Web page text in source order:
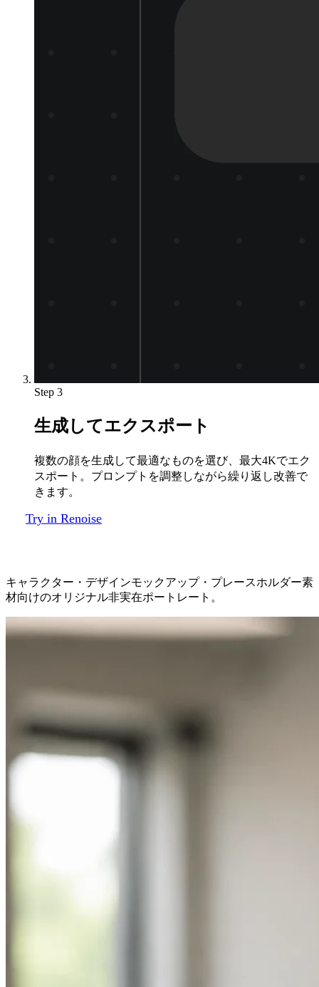
Step 3
生成してエクスポート
複数の顔を生成して最適なものを選び、最大4Kでエク
スポート。プロンプトを調整しながら繰り返し改善で
きます。
Try in Renoise
キャラクター・デザインモックアップ・プレースホルダー素
材向けのオリジナル非実在ポートレート。